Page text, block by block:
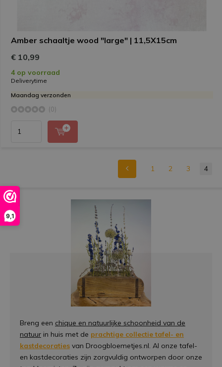
9,1
Amber schaaltje wood "large" | 11,5X15cm
€ 10,99
4 op voorraad
Deliverytime
Maandag verzonden
(0)
1 2 3 4
Breng een chique en natuurlijke schoonheid van de
natuur in huis met de prachtige collectie tafel- en
kastdecoraties van Droogbloemetjes.nl. Al onze tafel-
en kastdecoraties zijn zorgvuldig ontworpen door onze